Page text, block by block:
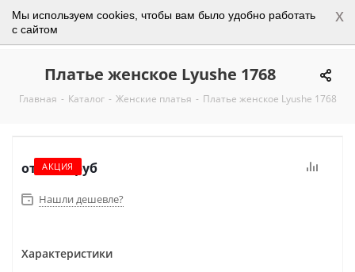
Мы используем cookies, чтобы вам было удобно работать
с сайтом
x
0
Платье женское Lyushe 1768
Главная - Каталог - Женские платья - Платье женское Lyushe 1768
АКЦИЯ
от 3 950 руб
Нашли дешевле?
Характеристики